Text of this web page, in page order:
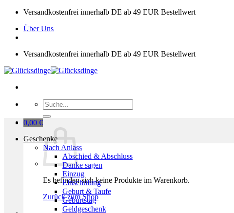
Zum
springen
Versandkostenfrei innerhalb DE ab 49 EUR Bestellwert
Über Uns
Versandkostenfrei innerhalb DE ab 49 EUR Bestellwert
Suchen
nach:
0,00 €
Es befinden sich keine Produkte im Warenkorb.
Zurück zum Shop
Geschenke
Nach Anlass
Abschied & Abschluss
Danke sagen
Einzug
Einschulung
Geburt & Taufe
Geburtstag
Geldgeschenk